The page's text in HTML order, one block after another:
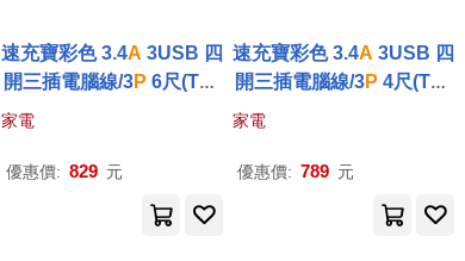
速充寶彩色 3.4A 3USB 四
開三插電腦線/3P 6尺(Typ
eA*2+TypeC*1)(顏色任
家電
優惠價: 829 元
速充寶彩色 3.4A 3USB 四
開三插電腦線/3P 4尺(Typ
eA*2+TypeC*1)(顏色任
家電
優惠價: 789 元